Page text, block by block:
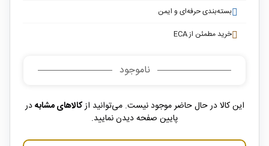
بسته‌بندی حرفه‌ای و ایمن
خرید مطمئن از ECA
ناموجود
این کالا در حال حاضر موجود نیست. می‌توانید ازکالاهای مشابهدر
پایین صفحه دیدن نمایید.